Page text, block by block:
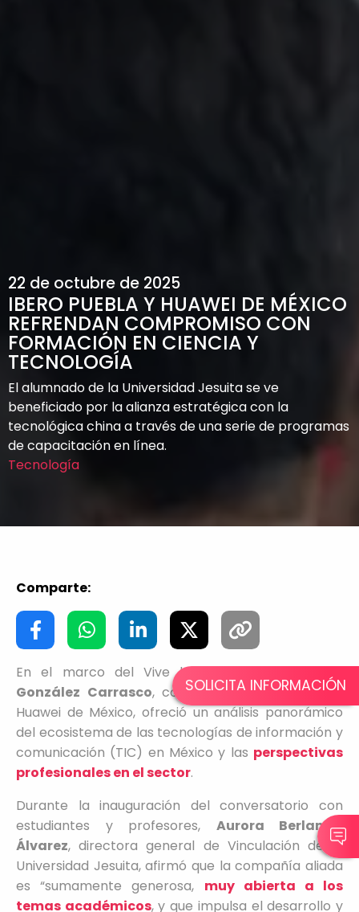
22 de octubre de 2025
IBERO PUEBLA Y HUAWEI DE MÉXICO
REFRENDAN COMPROMISO CON
FORMACIÓN EN CIENCIA Y
TECNOLOGÍA
El alumnado de la Universidad Jesuita se ve
beneficiado por la alianza estratégica con la
tecnológica china a través de una serie de programas
de capacitación en línea.
Tecnología
Comparte:
En el marco del Vive la IBERO Puebla,Felipe
González Carrasco, consultor de estrategia en
Huawei de México, ofreció un análisis panorámico
del ecosistema de las tecnologías de información y
comunicación (TIC) en México y las perspectivas
profesionales en el sector.
Durante la inauguración del conversatorio con
estudiantes y profesores, Aurora Berlanga
Álvarez, directora general de Vinculación de la
Universidad Jesuita, afirmó que la compañía aliada
es “sumamente generosa, muy abierta a los
temas académicos, y que impulsa el desarrollo y
SOLICITA INFORMACIÓN